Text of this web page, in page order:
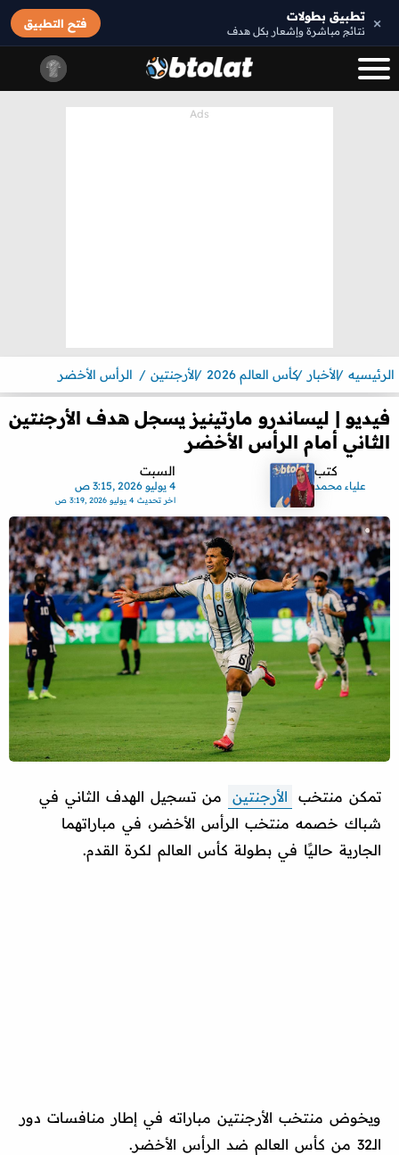
× تطبيق بطولات
نتائج مباشرة وإشعار بكل هدف
فتح التطبيق
الرئيسيه الأخبار كأس العالم 2026 الأرجنتين الرأس الأخضر
فيديو | ليساندرو مارتينيز يسجل هدف الأرجنتين
الثاني أمام الرأس الأخضر
كتب
علياء محمد
السبت
4 يوليو 2026 ,3:15 ص
اخر تحديث4 يوليو 2026 ,3:19 ص
تمكن منتخب الأرجنتين
من تسجيل الهدف الثاني في
شباك خصمه منتخب الرأس الأخضر، في مباراتهما
الجارية حاليًا في بطولة كأس العالم لكرة القدم.
ويخوض منتخب الأرجنتين مباراته في إطار منافسات دور
الـ32 من كأس العالم ضد الرأس الأخضر.